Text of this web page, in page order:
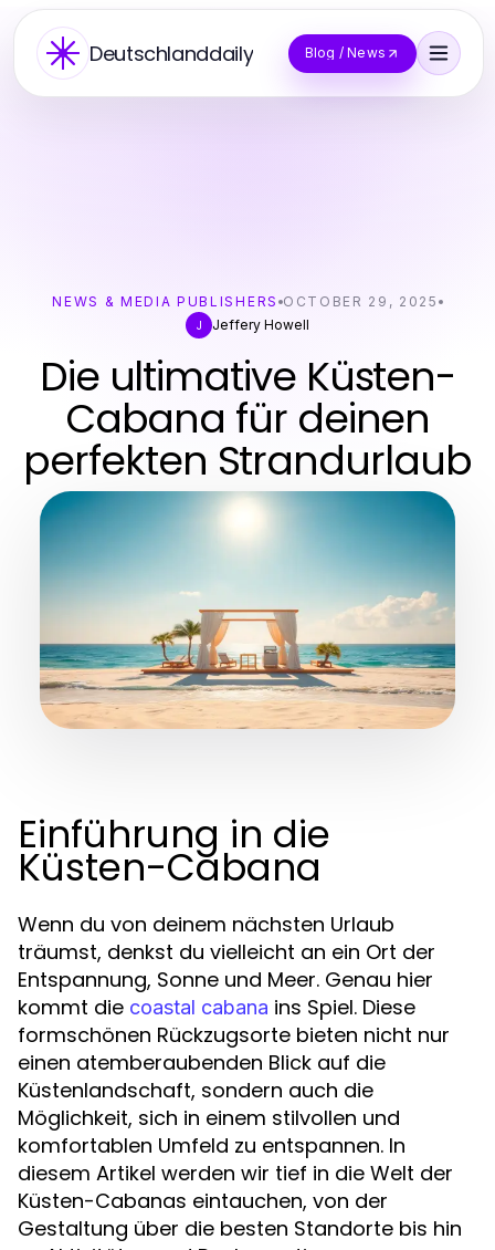
Deutschlanddaily Blog / News
NEWS & MEDIA PUBLISHERS OCTOBER 29, 2025
J
Jeffery Howell
Die ultimative Küsten-
Cabana für deinen
perfekten Strandurlaub
Einführung in die
Küsten-Cabana
Wenn du von deinem nächsten Urlaub
träumst, denkst du vielleicht an ein Ort der
Entspannung, Sonne und Meer. Genau hier
kommt die coastal cabana ins Spiel. Diese
formschönen Rückzugsorte bieten nicht nur
einen atemberaubenden Blick auf die
Küstenlandschaft, sondern auch die
Möglichkeit, sich in einem stilvollen und
komfortablen Umfeld zu entspannen. In
diesem Artikel werden wir tief in die Welt der
Küsten-Cabanas eintauchen, von der
Gestaltung über die besten Standorte bis hin